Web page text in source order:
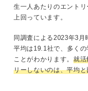
生一人あたりのエント
上回っています。
同調査による2023年3
平均は19.1社で、多く
ことがわかります。 就活
リーしないのは、平均